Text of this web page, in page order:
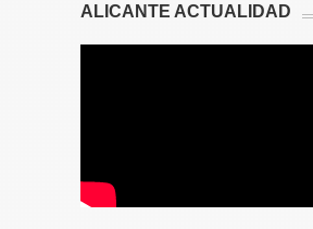
ALICANTE ACTUALIDAD